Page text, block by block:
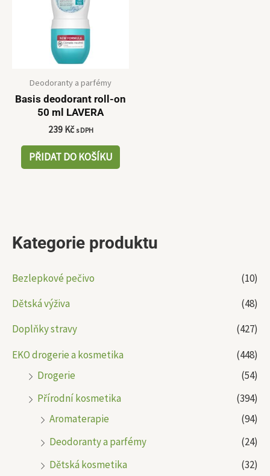
Kategorie produktu
Bezlepkové pečivo
(10)
Dětská výživa
(48)
Doplňky stravy
(427)
EKO drogerie a kosmetika
(448)
Drogerie
(54)
Přírodní kosmetika
(394)
Aromaterapie
(94)
Deodoranty a parfémy
(24)
Dětská kosmetika
(32)
Deodoranty a parfémy
Basis deodorant roll-on
50 ml LAVERA
239 Kč s DPH
PŘIDAT DO KOŠÍKU